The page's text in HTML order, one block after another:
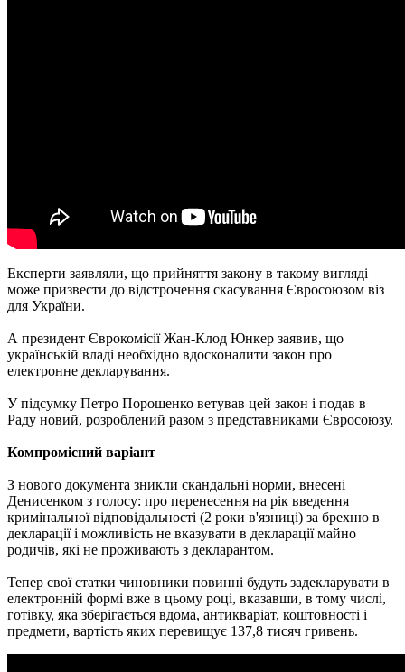
Експерти заявляли, що прийняття закону в такому вигляді
може призвести до відстрочення скасування Євросоюзом віз
для України.
А президент Єврокомісії Жан-Клод Юнкер заявив, що
українській владі необхідно вдосконалити закон про
електронне декларування.
У підсумку Петро Порошенко ветував цей закон і подав в
Раду новий, розроблений разом з представниками Євросоюзу.
Компромісний варіант
З нового документа зникли скандальні норми, внесені
Денисенком з голосу: про перенесення на рік введення
кримінальної відповідальності (2 роки в'язниці) за брехню в
декларації і можливість не вказувати в декларації майно
родичів, які не проживають з декларантом.
Тепер свої статки чиновники повинні будуть задекларувати в
електронній формі вже в цьому році, вказавши, в тому числі,
готівку, яка зберігається вдома, антикваріат, коштовності і
предмети, вартість яких перевищує 137,8 тисяч гривень.